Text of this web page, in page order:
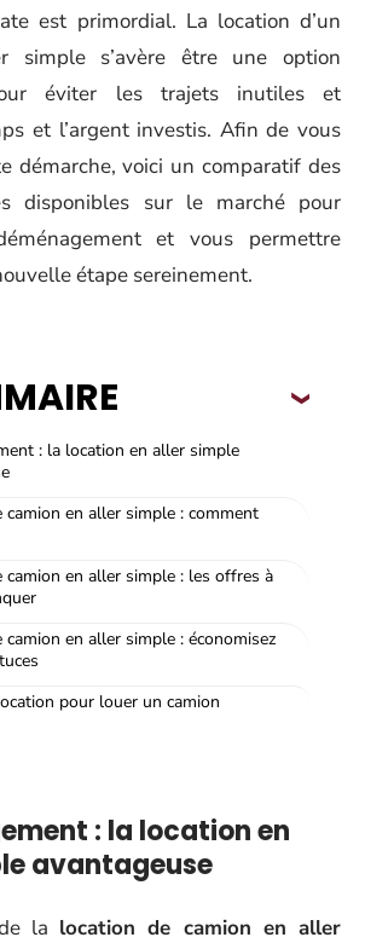
est primordial. La location d’un
simple s’avère être une option
éviter les trajets inutiles et
et l’argent investis. Afin de vous
démarche, voici un comparatif des
disponibles sur le marché pour
et vous permettre
étape sereinement.
: la location en aller simple
camion en aller simple : comment
camion en aller simple : les offres à
camion en aller simple : économisez
pour louer un camion
: la location en
avantageuse
la location de camion en aller